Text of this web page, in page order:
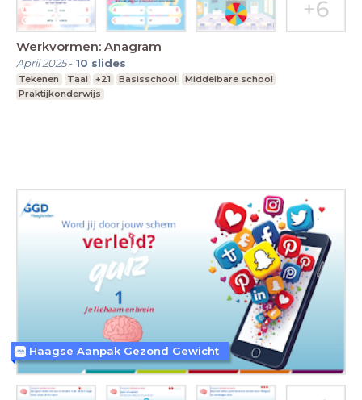
Werkvormen: Anagram
April 2025- 10 slides
Tekenen Taal +21 Basisschool
Middelbare school
Praktijkonderwijs
Haagse Aanpak Gezond Gewicht